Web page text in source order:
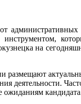
на
деятельности.
ожиданиям